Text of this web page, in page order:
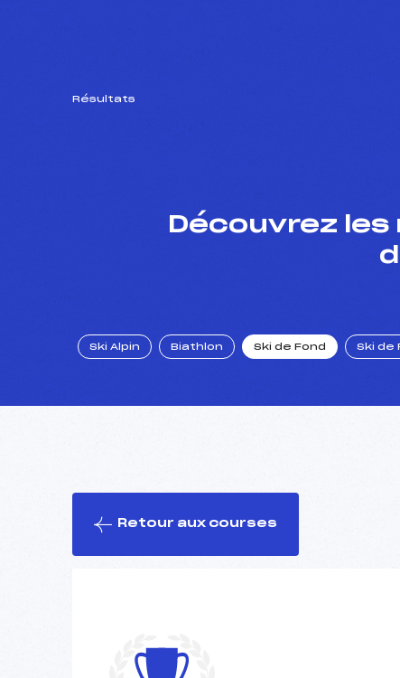
Résultats
Découvrez
Ski Alpin Biathlon Ski de Fond Ski de
Retour aux courses